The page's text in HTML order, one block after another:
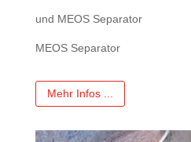
und MEOS Separator
MEOS Separator
Mehr Infos ...